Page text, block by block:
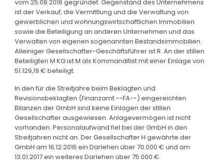
vom 25.08.2016 gegründet. Gegenstand des Unternehmens
ist der Verkauf, die Vermittlung und die Verwaltung von
gewerblichen und wohnungswirtschaftlichen Immobilien
sowie die Beteiligung an anderen Unternehmen und das
Verwalten von eigenen sogenannten Bestandsimmobilien.
Alleiniger Gesellschafter-Geschäftsführer ist R. An der stillen
Beteiligten M KG ist M als Kommanditist mit einer Einlage von
51.129,19 € beteiligt.
In den für die Streitjahre beim Beklagten und
Revisionsbeklagten (Finanzamt --FA--) eingereichten
Bilanzen der GmbH sind keine Einlagen der stillen
Gesellschafter ausgewiesen. Anlagevermögen ist nicht
vorhanden. Personalaufwand fiel bei der GmbH in den
Streitjahren nicht an. Der Gesellschafter H gewährte der
GmbH am 16.12.2016 ein Darlehen über 70.000 € und am
13.01.2017 ein weiteres Darlehen über 75.000 €.